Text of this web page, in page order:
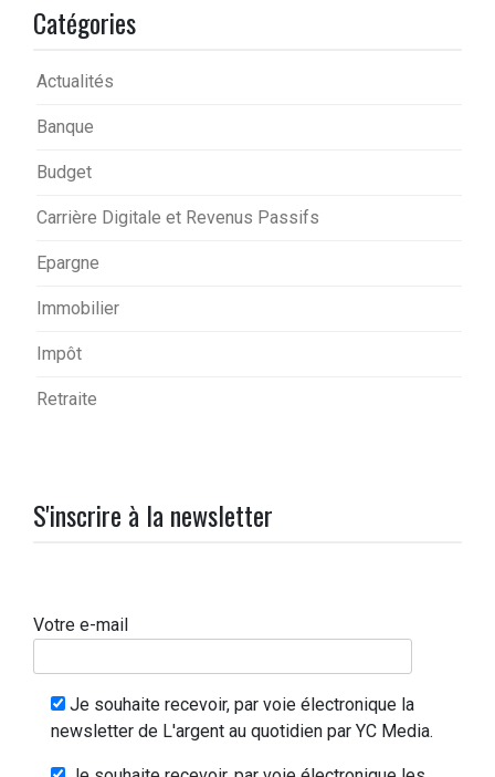
Catégories
Actualités
Banque
Budget
Carrière Digitale et Revenus Passifs
Epargne
Immobilier
Impôt
Retraite
S'inscrire à la newsletter
Votre e-mail
Je souhaite recevoir, par voie électronique la
newsletter de L'argent au quotidien par YC Media.